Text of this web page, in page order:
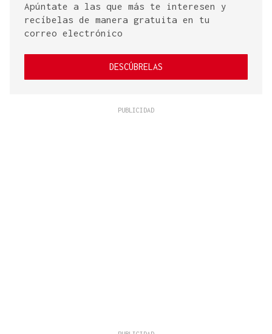
Apúntate a las que más te interesen y
recíbelas de manera gratuita en tu
correo electrónico
DESCÚBRELAS